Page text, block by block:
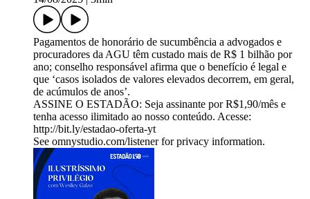
Pagamentos de honorário de sucumbência a advogados e
procuradores da AGU têm custado mais de R$ 1 bilhão por
ano; conselho responsável afirma que o benefício é legal e
que ‘casos isolados de valores elevados decorrem, em geral,
de acúmulos de anos’.
ASSINE O ESTADÃO: Seja assinante por R$1,90/mês e
tenha acesso ilimitado ao nosso conteúdo. Acesse:
http://bit.ly/estadao-oferta-yt
See omnystudio.com/listener for privacy information.